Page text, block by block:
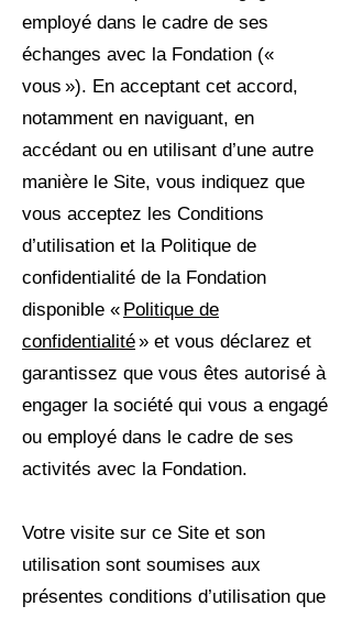
employé dans le cadre de ses
échanges avec la Fondation («
vous »). En acceptant cet accord,
notamment en naviguant, en
accédant ou en utilisant d’une autre
manière le Site, vous indiquez que
vous acceptez les Conditions
d’utilisation et la Politique de
confidentialité de la Fondation
disponible « Politique de
confidentialité» et vous déclarez et
garantissez que vous êtes autorisé à
engager la société qui vous a engagé
ou employé dans le cadre de ses
activités avec la Fondation.
Votre visite sur ce Site et son
utilisation sont soumises aux
présentes conditions d’utilisation que